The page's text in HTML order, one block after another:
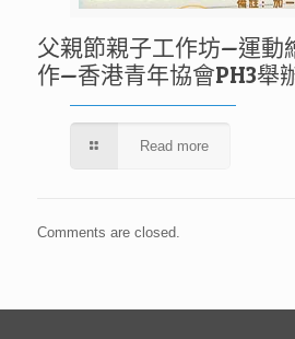
父親節親子工作坊—運動
作—香港青年協會PH3舉
Read more
Comments are closed.